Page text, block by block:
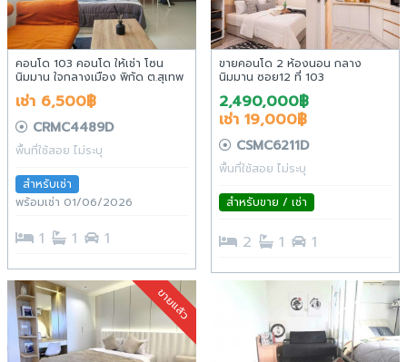
คอนโด 103 คอนโด ให้เช่า โซน
นิมมาน ใจกลางเมือง พิกัด ต.สุเทพ
อ.เมือง จ.เชียงใหม่
เช่า 6,500฿
CRMC4489D
พื้นที่ใช้สอย ไม่ระบุ
สำหรับเช่า
พร้อมเช่า 01/06/2026
1 1 1
ขายคอนโด 2 ห้องนอน กลาง
นิมมาน ซอย12 ที่ 103
คอนโดมิเนียม วิวโรงแรม Kantary
hill (English below)
2,490,000฿
เช่า 19,000฿
CSMC6211D
พื้นที่ใช้สอย ไม่ระบุ
สำหรับขาย / เช่า
2 1 1
ขายแล้ว